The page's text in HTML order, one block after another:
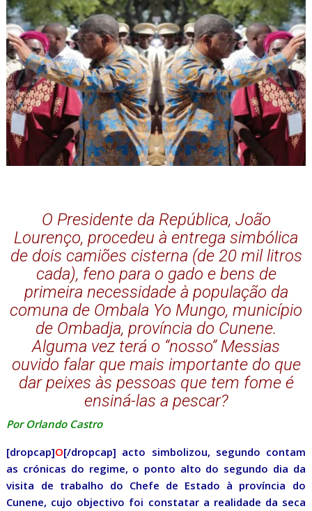
O Presidente da República, João
Lourenço, procedeu à entrega simbólica
de dois camiões cisterna (de 20 mil litros
cada), feno para o gado e bens de
primeira necessidade à população da
comuna de Ombala Yo Mungo, município
de Ombadja, província do Cunene.
Alguma vez terá o “nosso” Messias
ouvido falar que mais importante do que
dar peixes às pessoas que tem fome é
ensiná-las a pescar?
Por Orlando Castro
[dropcap]O[/dropcap] acto simbolizou, segundo contam
as crónicas do regime, o ponto alto do segundo dia da
visita de trabalho do Chefe de Estado à província do
Cunene, cujo objectivo foi constatar a realidade da seca